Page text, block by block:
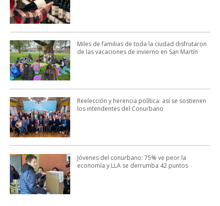
Miles de familias de toda la ciudad disfrutaron
de las vacaciones de invierno en San Martín
Reelección y herencia política: así se sostienen
los intendentes del Conurbano
Jóvenes del conurbano: 75% ve peor la
economía y LLA se derrumba 42 puntos